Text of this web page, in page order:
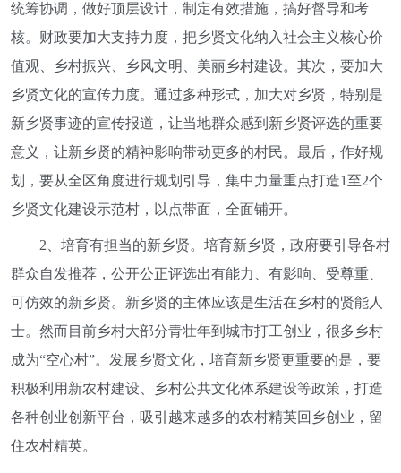
统筹协调，做好顶层设计，制定有效措施，搞好督导和考
核。财政要加大支持力度，把乡贤文化纳入社会主义核心价
值观、乡村振兴、乡风文明、美丽乡村建设。其次，要加大
乡贤文化的宣传力度。通过多种形式，加大对乡贤，特别是
新乡贤事迹的宣传报道，让当地群众感到新乡贤评选的重要
意义，让新乡贤的精神影响带动更多的村民。最后，作好规
划，要从全区角度进行规划引导，集中力量重点打造1至2个
乡贤文化建设示范村，以点带面，全面铺开。
2、培育有担当的新乡贤。培育新乡贤，政府要引导各村
群众自发推荐，公开公正评选出有能力、有影响、受尊重、
可仿效的新乡贤。新乡贤的主体应该是生活在乡村的贤能人
士。然而目前乡村大部分青壮年到城市打工创业，很多乡村
成为“空心村”。发展乡贤文化，培育新乡贤更重要的是，要
积极利用新农村建设、乡村公共文化体系建设等政策，打造
各种创业创新平台，吸引越来越多的农村精英回乡创业，留
住农村精英。